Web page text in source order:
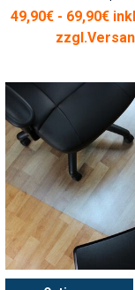
49,90€ - 69,90€
zzgl.